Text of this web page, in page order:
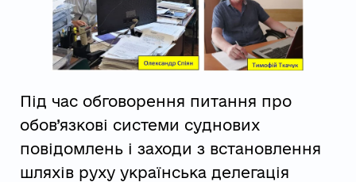
Під час обговорення питання про
обов’язкові системи суднових
повідомлень і заходи з встановлення
шляхів руху українська делегація